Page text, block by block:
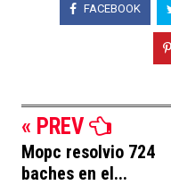
FACEBOOK
« PREV
Mopc resolvio 724
baches en el...